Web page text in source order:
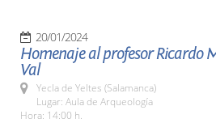
20/01/2024
Homenaje al profesor Ricardo
Val
Yecla de Yeltes (Salamanca)
Lugar: Aula de Arqueología
Hora: 14:00 h.